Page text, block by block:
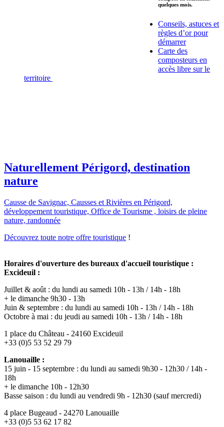
quelques mois.
Conseils, astuces et
règles d’or pour
démarrer
Carte des
composteurs en
accès libre sur le
territoire
Naturellement Périgord, destination
nature
Causse de Savignac, Causses et Rivières en Périgord,
développement touristique, Office de Tourisme , loisirs de pleine
nature, randonnée
Découvrez toute notre offre touristique !
Horaires d'ouverture des bureaux d'accueil touristique :
Excideuil :
Juillet & août : du lundi au samedi 10h - 13h / 14h - 18h
+ le dimanche 9h30 - 13h
Juin & septembre : du lundi au samedi 10h - 13h / 14h - 18h
Octobre à mai : du jeudi au samedi 10h - 13h / 14h - 18h
1 place du Château - 24160 Excideuil
+33 (0)5 53 52 29 79
Lanouaille :
15 juin - 15 septembre : du lundi au samedi 9h30 - 12h30 / 14h -
18h
+ le dimanche 10h - 12h30
Basse saison : du lundi au vendredi 9h - 12h30 (sauf mercredi)
4 place Bugeaud - 24270 Lanouaille
+33 (0)5 53 62 17 82